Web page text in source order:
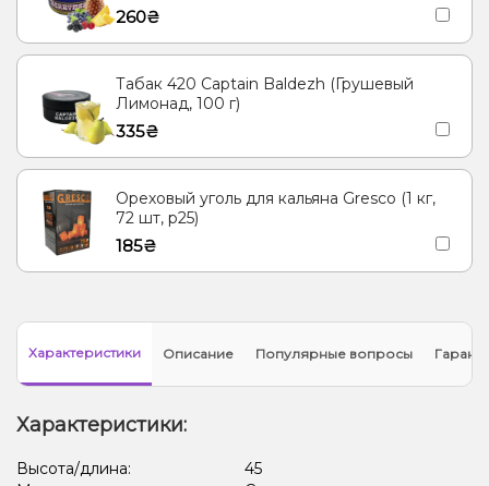
260₴
Табак 420 Captain Baldezh (Грушевый
Лимонад, 100 г)
335₴
Ореховый уголь для кальяна Gresco (1 кг,
72 шт, р25)
185₴
Характеристики Описание Популярные вопросы
Характеристики:
Высота/длина:
45